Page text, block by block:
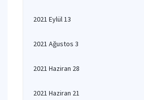
2021 Eylül 13
2021 Ağustos 3
2021 Haziran 28
2021 Haziran 21